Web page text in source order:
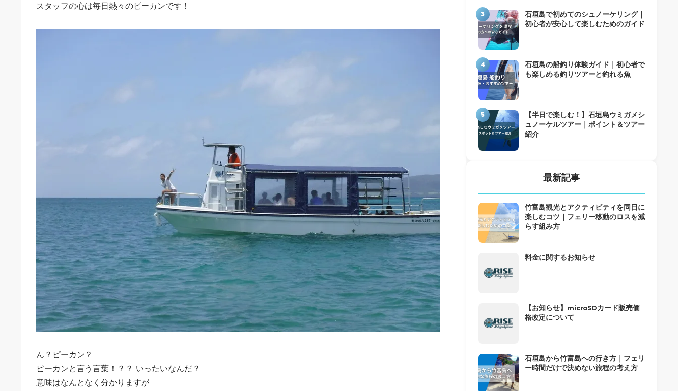
スタッフの心は毎日熱々のピーカンです！
ん？ピーカン？
ピーカンと言う言葉！？？ いったいなんだ？
意味はなんとなく分かりますが
3
石垣島で初めてのシュノーケリング｜
初心者が安心して楽しむためのガイド
4
石垣島の船釣り体験ガイド｜初心者で
も楽しめる釣りツアーと釣れる魚
5
【半日で楽しむ！】石垣島ウミガメシ
ュノーケルツアー｜ポイント＆ツアー
紹介
最新記事
竹富島観光とアクティビティを同日に
楽しむコツ｜フェリー移動のロスを減
らす組み方
料金に関するお知らせ
【お知らせ】microSDカード販売価
格改定について
石垣島から竹富島への行き方｜フェリ
ー時間だけで決めない旅程の考え方